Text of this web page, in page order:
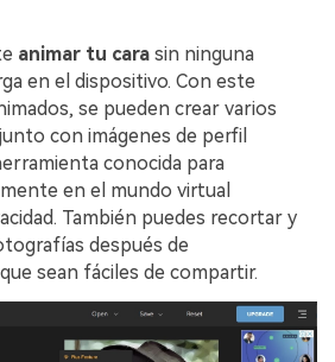
animar tu cara sin ninguna
en el dispositivo. Con este
se pueden crear varios
con imágenes de perfil
conocida para
en el mundo virtual
También puedes recortar y
después de
sean fáciles de compartir.